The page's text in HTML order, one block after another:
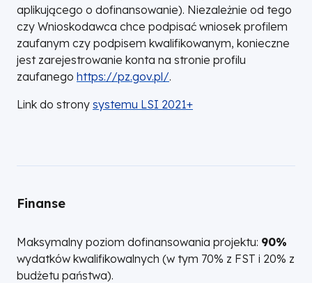
aplikującego o dofinansowanie). Niezależnie od tego
czy Wnioskodawca chce podpisać wniosek profilem
zaufanym czy podpisem kwalifikowanym, konieczne
jest zarejestrowanie konta na stronie profilu
zaufanego https://pz.gov.pl/.
Link do strony systemu LSI 2021+
Finanse
Maksymalny poziom dofinansowania projektu: 90%
wydatków kwalifikowalnych (w tym 70% z FST i 20% z
budżetu państwa).